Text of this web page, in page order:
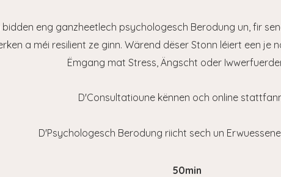
bidden eng ganzheetlech psychologesch Berodung un, fir
a méi resilient ze ginn. Wärend dëser Stonn léiert een je
Ëmgang mat Stress, Ängscht oder
D'Consultatioune kënnen och online
D'Psychologesch Berodung riicht sech un
50min